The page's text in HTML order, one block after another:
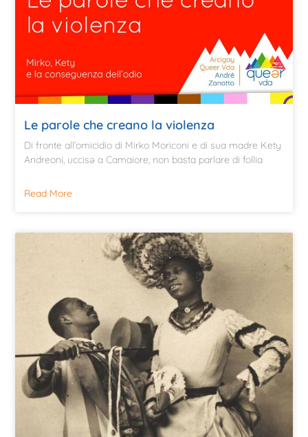
Le parole che creano la violenza
Di fronte all’omicidio di Mirko Moriconi e di sua madre Kety
Andreoni, uccisə a Camaiore, non basta parlare di follia
Read More